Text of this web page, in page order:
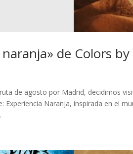
de Colors
de agosto por Madrid, decidimos
Experiencia Naranja, inspirada en el